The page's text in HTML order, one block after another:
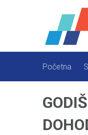
Početna